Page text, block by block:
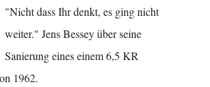
"Nicht dass Ihr denkt, es ging nicht
weiter." Jens Bessey über seine
Sanierung eines einem 6,5 KR
1962.